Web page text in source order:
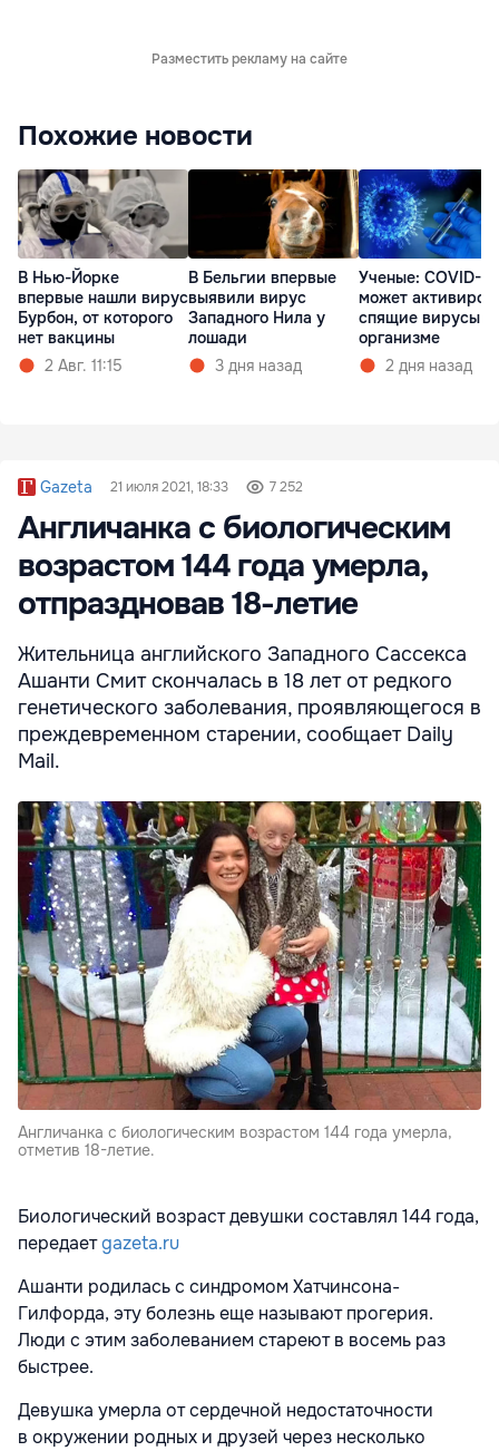
Разместить рекламу на сайте
Похожие новости
В Нью-Йорке
впервые нашли вирус
Бурбон, от которого
нет вакцины
2 Авг. 11:15
В Бельгии впервые
выявили вирус
Западного Нила у
лошади
3 дня назад
Ученые: COVID-19
может
спящие вирусы в
организме
2 дня назад
Gazeta 21 июля 2021, 18:33 7 252
Англичанка с биологическим
возрастом 144 года умерла,
отпраздновав 18-летие
Жительница английского Западного Сассекса
Ашанти Смит скончалась в 18 лет от редкого
генетического заболевания, проявляющегося в
преждевременном старении, сообщает Daily
Mail.
Англичанка с биологическим возрастом 144 года умерла,
отметив 18-летие.
Биологический возраст девушки составлял 144 года,
передаетgazeta.ru
Ашанти родилась с синдромом Хатчинсона-
Гилфорда, эту болезнь еще называют прогерия.
Люди с этим заболеванием стареют в восемь раз
быстрее.
Девушка умерла от сердечной недостаточности
в окружении родных и друзей через несколько